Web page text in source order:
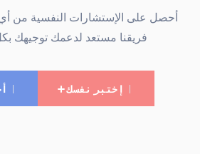
أحصل على الإستشارات النفسية من
فريقنا مستعد لدعمك توجيهك
إختبر نفسك